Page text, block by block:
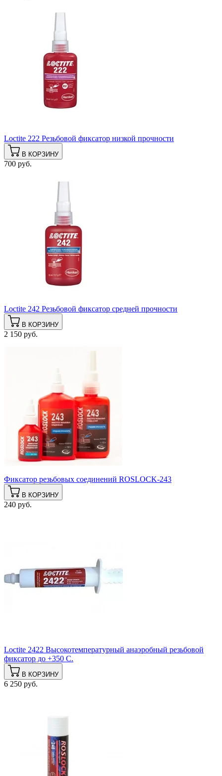
Loctite 222 Резьбовой фиксатор низкой прочности
В КОРЗИНУ
700 руб.
Loctite 242 Резьбовой фиксатор средней прочности
В КОРЗИНУ
2 150 руб.
Фиксатор резьбовых соединений ROSLOCK-243
В КОРЗИНУ
240 руб.
Loctite 2422 Высокотемпературный анаэробный резьбовой
фиксатор до +350 С.
В КОРЗИНУ
6 250 руб.